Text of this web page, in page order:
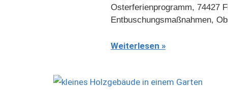
Osterferienprogramm, 74427
Entbuschungsmaßnahmen,
Weiterlesen